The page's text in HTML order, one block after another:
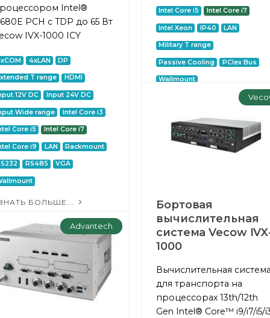
Intel Core i5 Intel Core i7
Intel Xeon IP40 LAN
Military T range
Passive Cooling PCIex Bus
Wallmount
УЗНАТЬ БОЛЬШЕ...
Intel®
PCH с TDP до 65 Вт
IVX-1000 ICY
4xLAN DP
T range HDMI
12V DC Input 24V DC
Wide range Intel Core i3
Core i5 Intel Core i7
Core i9 LAN Rackmount
RS485 VGA
БОЛЬШЕ...
Бортовая
вычислительная
система Vecow
1000
Вычислительная
для транспорта на
процессорах 13th/12th
Gen Intel® Core™ i9/i7/i5/
Advantech